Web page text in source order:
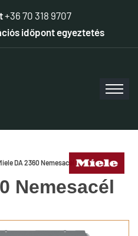
+36 70 318 9707
időpont egyeztetés
DA 2360 Nemesacél
Nemesacél